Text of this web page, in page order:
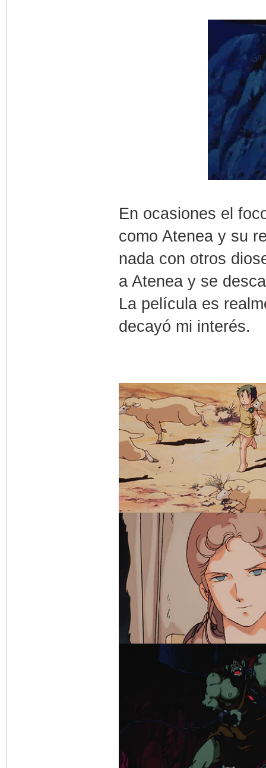
En ocasiones el
como Atenea y su
nada con otros
a Atenea y se
La película es
decayó mi interés.